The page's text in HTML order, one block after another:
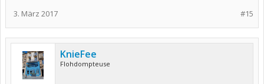
#15
3. März 2017
KnieFee
Flohdompteuse